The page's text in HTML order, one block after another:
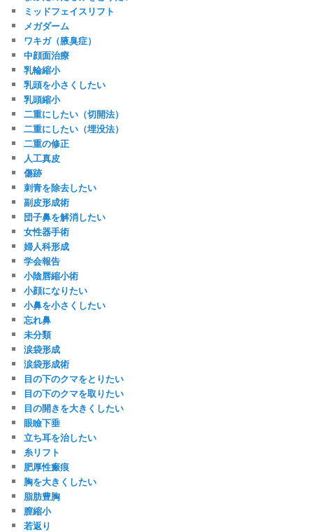
ミッドフェイスリフト
メガダーム
ワキガ（腋臭症）
中顔面治療
乳輪縮小
乳頭を小さくしたい
乳頭縮小
二重にしたい（切開法）
二重にしたい（埋没法）
二重の修正
人工真皮
傷跡
刺青を除去したい
副皮形成術
団子鼻を解消したい
女性器手術
婦人科形成
学会報告
小陰唇縮小術
小顔になりたい
小鼻を小さくしたい
忘れ鼻
未分類
涙袋形成
涙袋形成術
目の下のクマをとりたい
目の下のクマを取りたい
目の開きを大きくしたい
眼瞼下垂
立ち耳を治したい
糸リフト
肥厚性瘢痕
胸を大きくしたい
脂肪豊胸
膣縮小
若返り